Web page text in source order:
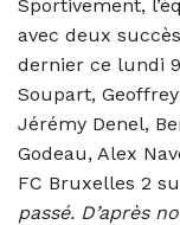
Sportivement,
avec deux
dernier ce lundi
Soupart,
Jérémy Denel,
Godeau, Alex
FC Bruxelles 2
passé. D’après